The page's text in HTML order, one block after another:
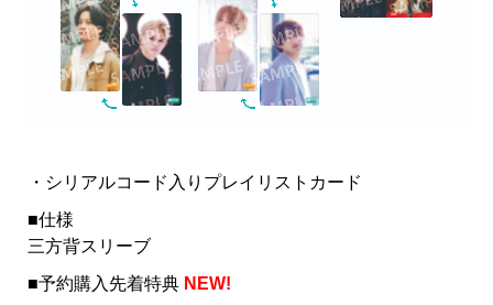
・シリアルコード入りプレイリストカード
■仕様
三方背スリーブ
■予約購入先着特典 NEW!